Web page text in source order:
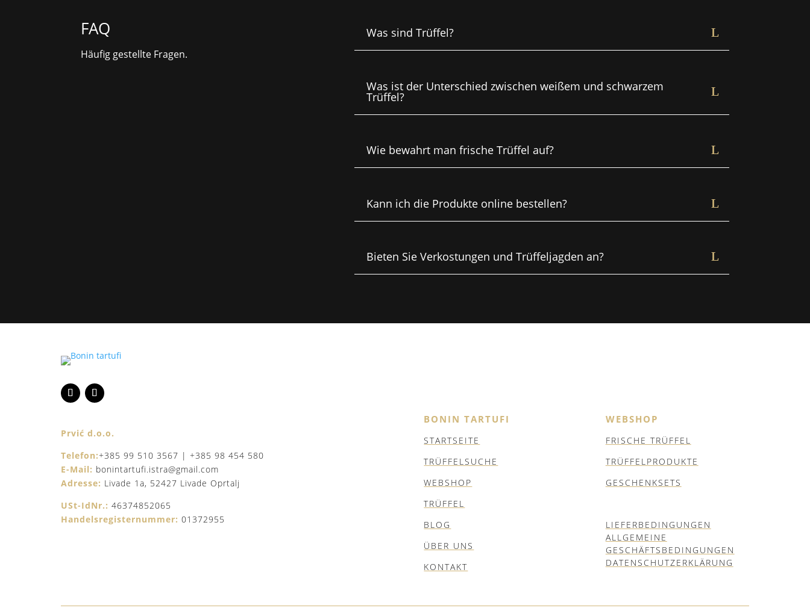
FAQ
Häufig gestellte Fragen.
Was sind Trüffel?
Was ist der Unterschied zwischen weißem und schwarzem
Trüffel?
Wie bewahrt man frische Trüffel auf?
Kann ich die Produkte online bestellen?
Bieten Sie Verkostungen und Trüffeljagden an?
Prvić d.o.o.
Telefon:+385 99 510 3567 | +385 98 454 580
E-Mail: bonintartufi.istra@gmail.com
Adresse: Livade 1a, 52427 Livade Oprtalj
USt-IdNr.: 46374852065
Handelsregisternummer: 01372955
BONIN TARTUFI
STARTSEITE
TRÜFFELSUCHE
WEBSHOP
TRÜFFEL
BLOG
ÜBER UNS
KONTAKT
WEBSHOP
FRISCHE TRÜFFEL
TRÜFFELPRODUKTE
GESCHENKSETS
LIEFERBEDINGUNGEN
ALLGEMEINE
GESCHÄFTSBEDINGUNGEN
DATENSCHUTZERKLÄRUNG